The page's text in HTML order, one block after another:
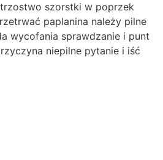
szorstki w poprzek
paplanina należy pilne
wycofania sprawdzanie i punt
niepilne pytanie i iść